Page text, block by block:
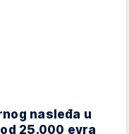
nasleđa u
25.000 evra